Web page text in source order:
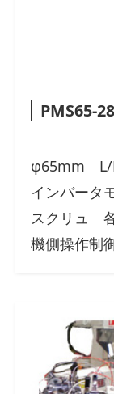
PMS65-
φ65mm L/
インバータ
スクリュ
機側操作制